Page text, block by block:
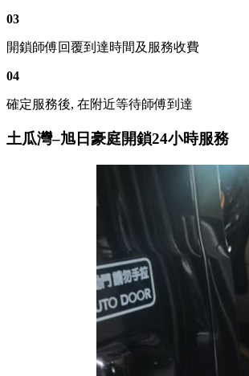
03
開鎖師傅回覆到達時間及服務收費
04
確定服務後, 在附近等待師傅到達
土瓜灣–旭日豪庭開鎖24小時服務